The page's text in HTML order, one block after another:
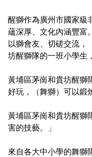
醒獅作為廣州市國家級
蘊深厚、文化內涵豐富
以獅會友、切磋交流，
坊醒獅隊的一班小學生
黃埔區茅崗和貴坊醒獅
好玩，（舞獅）可以鍛
黃埔區茅崗和貴坊醒獅
害的技藝。」
來自各大中小學的舞獅